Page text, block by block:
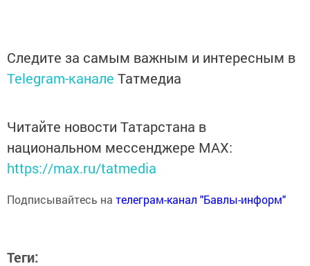
Следите за самым важным и интересным в
Telegram-канале Татмедиа
Читайте новости Татарстана в
национальном мессенджере MАХ:
https://max.ru/tatmedia
Подписывайтесь на телеграм-канал "Бавлы-информ"
Теги: